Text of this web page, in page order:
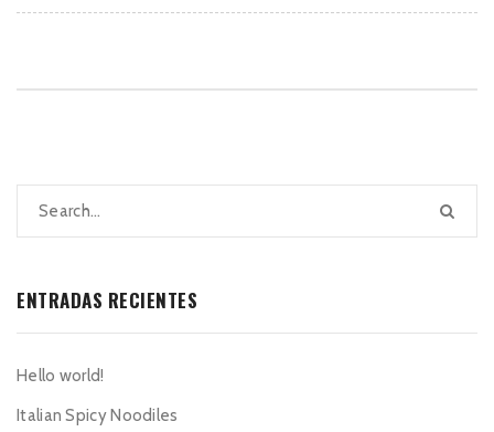
ENTRADAS RECIENTES
Hello world!
Italian Spicy Noodiles